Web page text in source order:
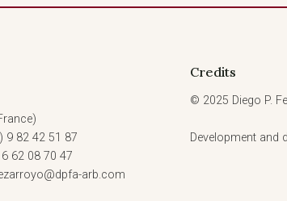
9 82 42 51 87
62 08 70 47
arb.com
Credits
© 2025 Diego P.
Development and